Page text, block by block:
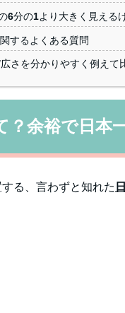
6分の1より大きく見える
するよくある質問
さを分かりやすく例えて
余裕で日本
る、言わずと知れた